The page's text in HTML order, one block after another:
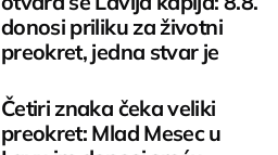
donosi priliku za životni
preokret, jedna stvar je
Četiri znaka čeka veliki
preokret: Mlad Mesec u